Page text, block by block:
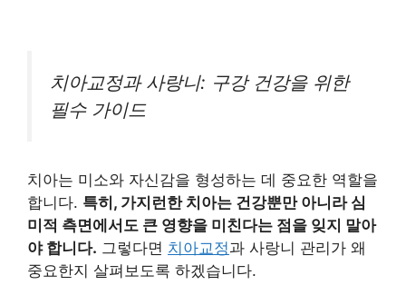
치아교정과 사랑니: 구강 건강을 위한
필수 가이드
치아는 미소와 자신감을 형성하는 데 중요한 역할을
합니다. 특히, 가지런한 치아는 건강뿐만 아니라 심
미적 측면에서도 큰 영향을 미친다는 점을 잊지 말아
야 합니다. 그렇다면 치아교정과 사랑니 관리가 왜
중요한지 살펴보도록 하겠습니다.